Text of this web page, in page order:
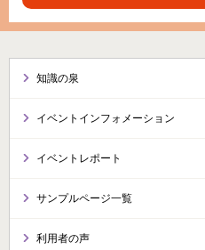
知識の泉
イベントインフォメーション
イベントレポート
サンプルページ一覧
利用者の声